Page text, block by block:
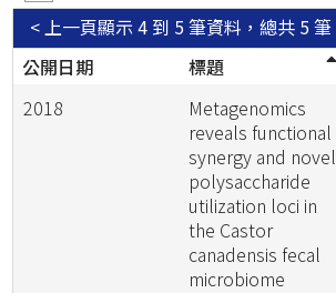
顯示 4 到 5 筆資料，總共 5 筆
< 上一頁
公開日期
標題
2018
Metagenomics
reveals functional
synergy and novel
polysaccharide
utilization loci in
the Castor
canadensis fecal
microbiome